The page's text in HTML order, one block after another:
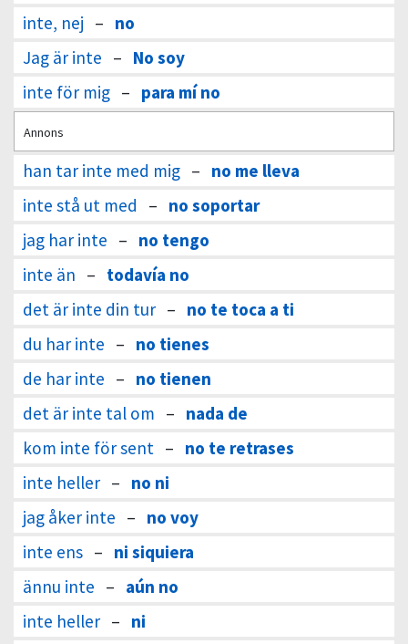
inte, nej – no
Jag är inte – No soy
inte för mig – para mí no
Annons
han tar inte med mig – no me lleva
inte stå ut med
– no soportar
jag har inte – no tengo
inte än – todavía no
det är inte din tur – no te toca a ti
du har inte – no tienes
de har inte – no tienen
det är inte tal om – nada de
kom inte för sent – no te retrases
inte heller – no ni
jag åker inte – no voy
inte ens – ni siquiera
ännu inte – aún no
inte heller – ni